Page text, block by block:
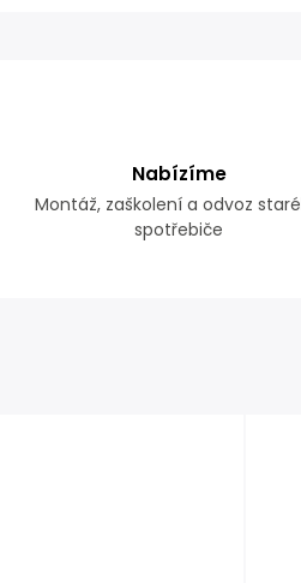
Nabízíme
Montáž, zaškolení a odvoz
spotřebiče